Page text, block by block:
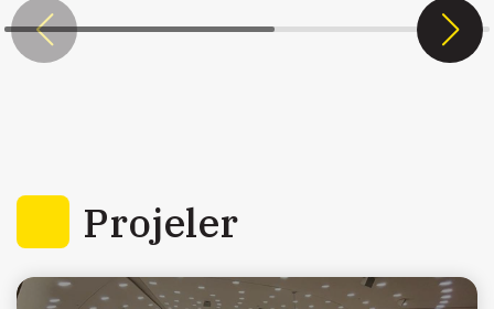
Projeler